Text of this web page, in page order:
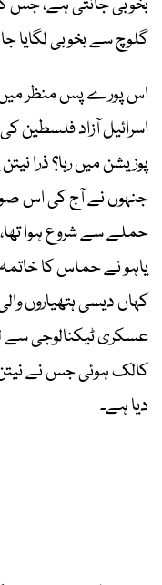
گلوچ سے بخوبی لگایا
اس پورے پس منظر میں
اسرائیل آزاد فلسطین
پوزیشن میں رہا؟ ذرا
جنہوں نے آج کی اس
حملے سے شروع ہوا
یاہو نے حماس کا
کہاں دیسی ہتھیاروں
عسکری ٹیکنالوجی سے
کالک ہوئی جس نے
دیا ہے۔